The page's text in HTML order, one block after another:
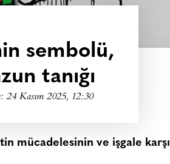
sembolü,
tanığı
24 Kasım 2025, 12:30
mücadelesinin ve işgale karşı